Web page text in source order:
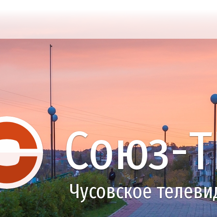
Союз-
Чусовское